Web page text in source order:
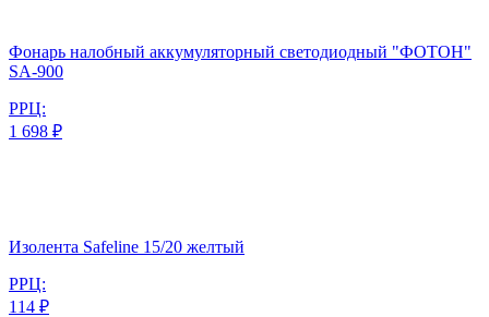
Фонарь налобный аккумуляторный светодиодный "ФОТОН"
SА-900
РРЦ:
1 698 ₽
Изолента Safeline 15/20 желтый
РРЦ:
114 ₽